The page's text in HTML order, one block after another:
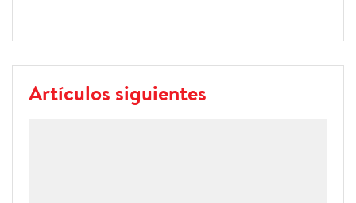
Artículos siguientes